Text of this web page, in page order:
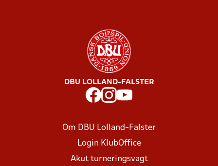
DBU LOLLAND-FALSTER
Om DBU Lolland-Falster
Login KlubOffice
Akut turneringsvagt